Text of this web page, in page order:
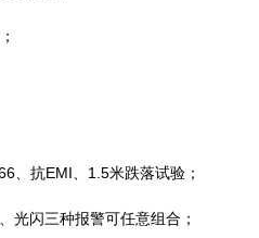
抗EMI、1.5米跌落试验；
闪三种报警可任意组合；